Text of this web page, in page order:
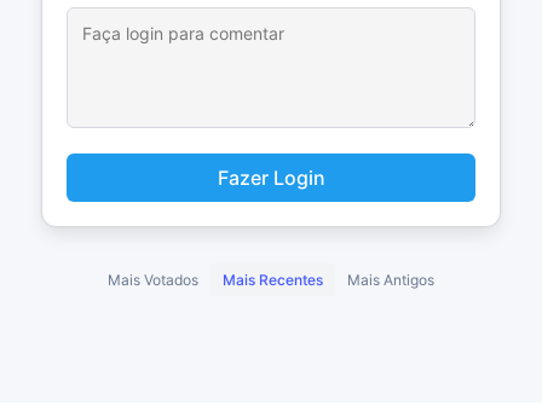
Fazer Login
Mais Votados Mais Recentes Mais Antigos